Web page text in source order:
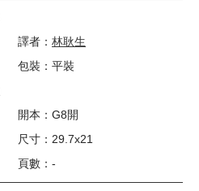
譯者： 林耿生
包裝：平裝
開本：G8開
尺寸：29.7x21
頁數：-